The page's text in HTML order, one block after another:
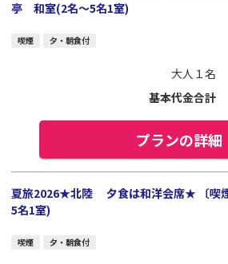
亭 和室(2名～5名1室)
喫煙 夕・朝食付
大人１名
基本代金合計
プランの詳細
夏旅2026★北陸 夕食は和洋会席★ 〔喫
5名1室)
喫煙 夕・朝食付